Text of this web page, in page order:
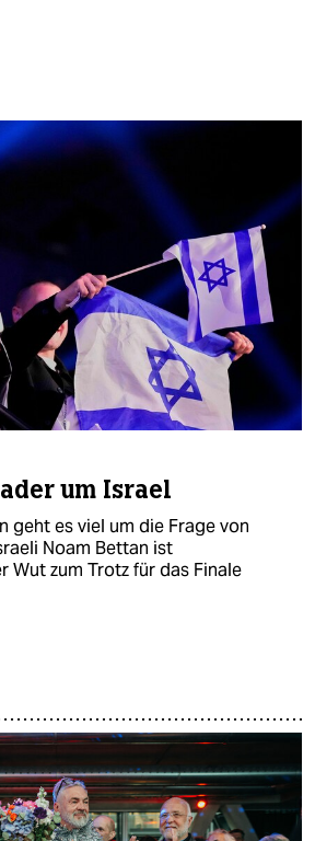
um Israel
geht es viel um die Frage von
Noam Bettan ist
Wut zum Trotz für das Finale